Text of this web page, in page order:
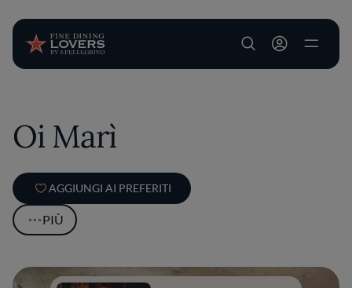
User account
Oi Marì
AGGIUNGI AI PREFERITI
PIÙ